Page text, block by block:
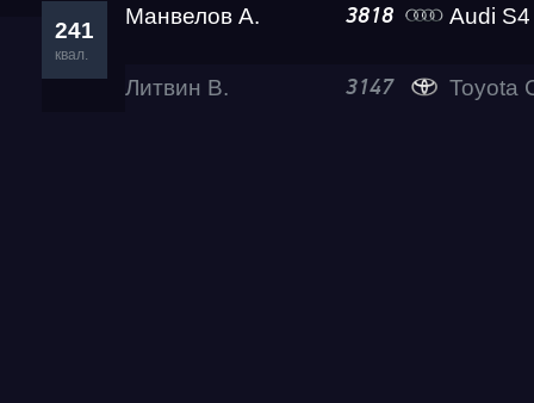
241
квал.
Манвелов А. 3818 Audi S4 Eva
Литвин В. 3147 Toyota